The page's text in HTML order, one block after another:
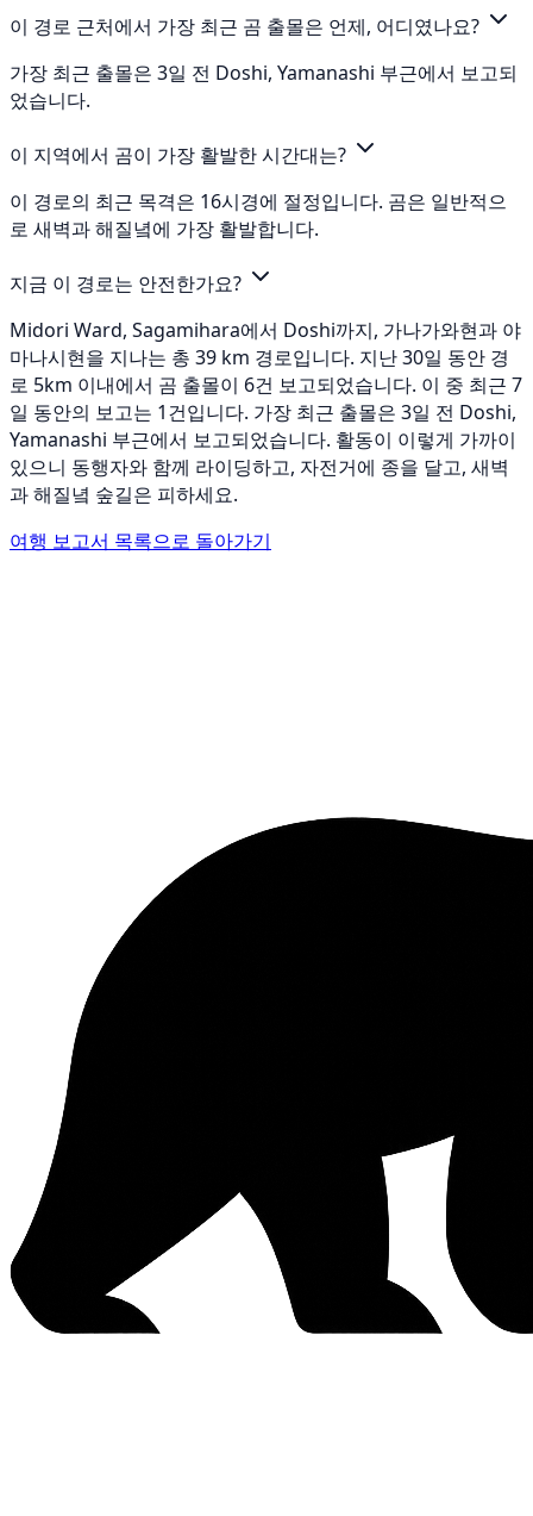
이 경로 근처에서 가장 최근 곰 출몰은 언제, 어디였나요?
가장 최근 출몰은 3일 전 Doshi, Yamanashi 부근에서 보고되
었습니다.
이 지역에서 곰이 가장 활발한 시간대는?
이 경로의 최근 목격은 16시경에 절정입니다. 곰은 일반적으
로 새벽과 해질녘에 가장 활발합니다.
지금 이 경로는 안전한가요?
Midori Ward, Sagamihara에서 Doshi까지, 가나가와현과 야
마나시현을 지나는 총 39 km 경로입니다. 지난 30일 동안 경
로 5km 이내에서 곰 출몰이 6건 보고되었습니다. 이 중 최근 7
일 동안의 보고는 1건입니다. 가장 최근 출몰은 3일 전 Doshi,
Yamanashi 부근에서 보고되었습니다. 활동이 이렇게 가까이
있으니 동행자와 함께 라이딩하고, 자전거에 종을 달고, 새벽
과 해질녘 숲길은 피하세요.
여행 보고서 목록으로 돌아가기